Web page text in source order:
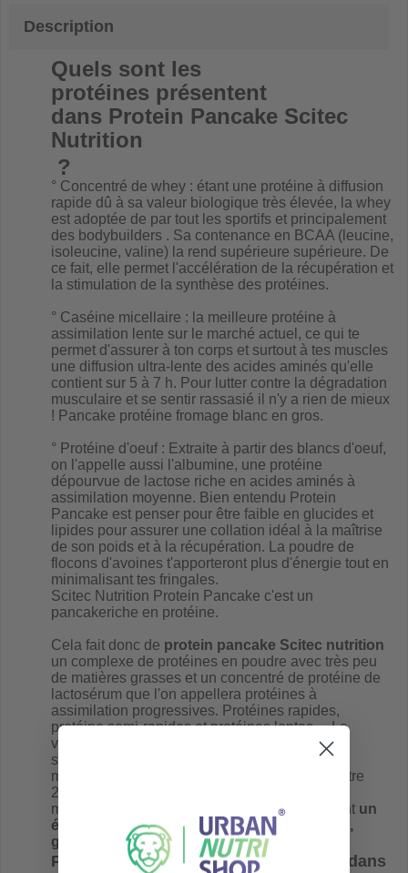
Description
Quels sont les
protéines présentent
dans Protein Pancake Scitec
Nutrition
?
° Concentré de whey : étant une protéine à diffusion
rapide dû à sa valeur biologique très élevée, la whey
est adoptée de par tout les sportifs et principalement
des bodybuilders . Sa contenance en BCAA (leucine,
isoleucine, valine) la rend supérieure supérieure. De
ce fait, elle permet l'accélération de la récupération et
la stimulation de la synthèse des protéines.
° Caséine micellaire : la meilleure protéine à
assimilation lente sur le marché actuel, ce qui te
permet d'assurer à ton corps et surtout à tes muscles
une diffusion ultra-lente des acides aminés qu'elle
contient sur 5 à 7 h. Pour lutter contre la dégradation
musculaire et se sentir rassasié il n'y a rien de mieux
! Pancake protéine fromage blanc en gros.
° Protéine d'oeuf: Extraite à partir des blancs d'oeuf,
on l'appelle aussi l'albumine, une protéine
dépourvue de lactose riche en acides aminés à
assimilation moyenne. Bien entendu Protein
Pancake est penser pour être faible en glucides et
lipides pour assurer une collation idéal à la maîtrise
de son poids et à la récupération. La poudre de
flocons d'avoines t'apporteront plus d'énergie tout en
minimalisant tes fringales.
Scitec Nutrition Protein Pancake c'est un
pancakeriche en protéine.
Cela fait donc de protein pancake Scitec nutrition
un complexe de protéines en poudre avec très peu
de matières grasses et un concentré de protéine de
lactosérum que l'on appellera protéines à
assimilation progressives. Protéines rapides,
protéine semi-rapides et protéines lentes... La
vitesse de digestion permettra un sentiment de
satiété plus long et évitera de snacker dans la
matinée par exemple. Parfait pour tenir au ventre
2h30 à 3h juste avec 2 pancakes de tailles
moyennes. Ces panakes hyperprotéinés offrent un
équilibre nutritionnel parfait (ratio protéines,
glucides, lipides) pour le petit déjeuner
Pourquoi ajouter de la farine d'avoine dans